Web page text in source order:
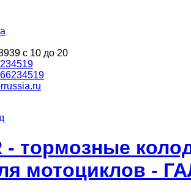
с 10 до 20
- тормозные
мотоциклов -